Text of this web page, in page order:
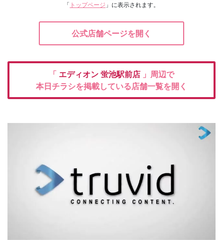
「 トップページ 」に表示されます。
公式店舗ページを開く
「 エディオン 蛍池駅前店 」周辺で
本日チラシを掲載している店舗一覧を開く